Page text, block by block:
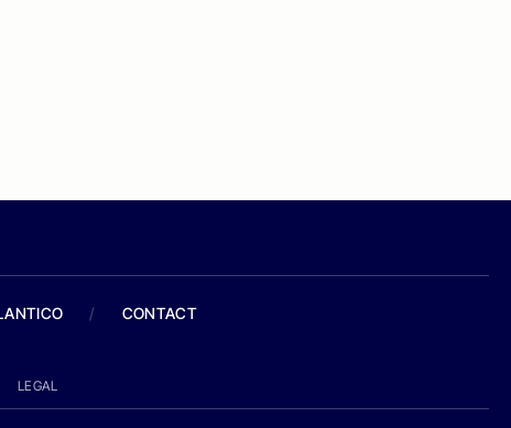
/ CONTACT
LEGAL